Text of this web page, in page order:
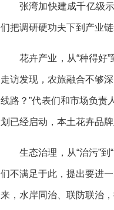
张湾加快建成千亿级
们把调研硬功夫下到产业链
花卉产业，从“种得好
走访发现，农旅融合不够深
线路？”代表们和市场负责
划已经启动，本土花卉品牌
生态治理，从“治污”
们不满足于此，提出要进
来，水岸同治、联防联治